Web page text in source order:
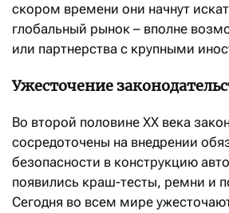
скором времени они начнут
глобальный рынок – вполне
или партнерства с крупными
Ужесточение
Во второй половине ХХ века
сосредоточены на внедрении
безопасности в конструкцию
появились краш-тесты, ремни и
Сегодня во всем мире